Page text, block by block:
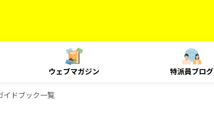
ウェブマガジン 特派員ブログ
イドブック一覧